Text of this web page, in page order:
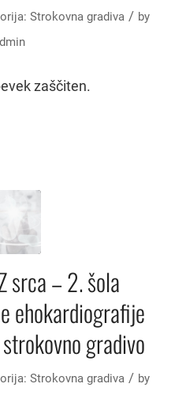
Strokovna gradiva / by
zaščiten.
srca – 2. šola
ehokardiografije
gradivo
Strokovna gradiva / by